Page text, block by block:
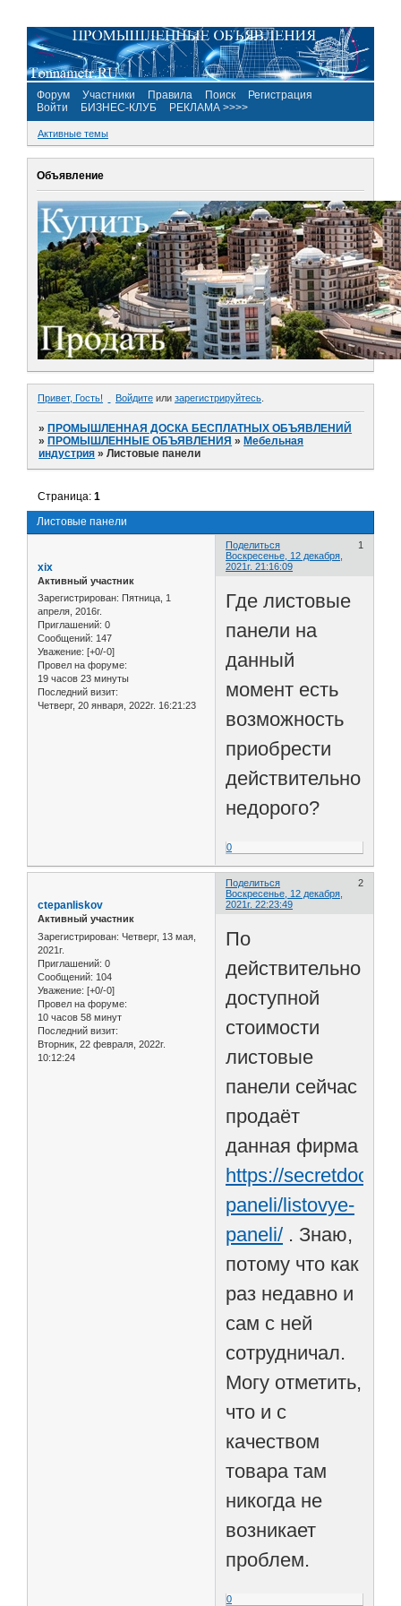
Форум Участники Правила Поиск
Регистрация
Войти
БИЗНЕС-КЛУБ РЕКЛАМА >>>>
Активные темы
Объявление
Привет, Гость! Войдите или зарегистрируйтесь
»ПРОМЫШЛЕННАЯ ДОСКА БЕСПЛАТНЫХ ОБЪЯВЛЕНИЙ
»ПРОМЫШЛЕННЫЕ ОБЪЯВЛЕНИЯ »Мебельная
индустрия »Листовые панели
Листовые панели
Страница:1
Поделиться
1
Воскресенье, 12 декабря,
2021г. 21:16:09
xix
Активный участник
Зарегистрирован: Пятница, 1
апреля, 2016г.
Приглашений: 0
Сообщений: 147
Уважение: [+0/-0]
Провел на форуме:
19 часов 23 минуты
Последний визит:
Четверг, 20 января, 2022г. 16:21:23
Где листовые
панели на
данный
момент есть
возможность
приобрести
действительно
недорого?
0
Поделиться
2
Воскресенье, 12 декабря,
2021г. 22:23:49
ctepanliskov
Активный участник
Зарегистрирован: Четверг, 13 мая,
2021г.
Приглашений: 0
Сообщений: 104
Уважение: [+0/-0]
Провел на форуме:
10 часов 58 минут
Последний визит:
Вторник, 22 февраля, 2022г.
10:12:24
По
действительно
доступной
стоимости
листовые
панели сейчас
продаёт
данная фирма
https://
paneli/listovye-
paneli/ . Знаю,
потому что как
раз недавно и
сам с ней
сотрудничал.
Могу отметить,
что и с
качеством
товара там
никогда не
возникает
проблем.
0